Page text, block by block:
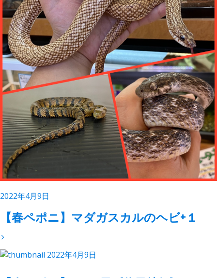
2022年4月9日
【春ペポニ】マダガスカルのヘビ+１
2022年4月9日